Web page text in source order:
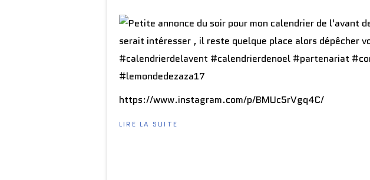
https://www.instagram.com/p/BMUc5rVgq4C/
LIRE LA SUITE